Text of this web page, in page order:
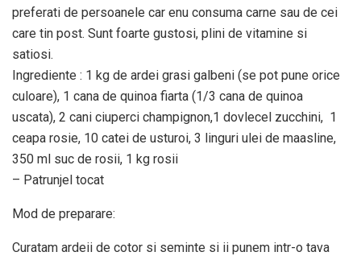
preferati de persoanele car enu consuma carne sau de cei
care tin post. Sunt foarte gustosi, plini de vitamine si
satiosi.
Ingrediente : 1 kg de ardei grasi galbeni (se pot pune orice
culoare), 1 cana de quinoa fiarta (1/3 cana de quinoa
uscata), 2 cani ciuperci champignon,1 dovlecel zucchini, 1
ceapa rosie, 10 catei de usturoi, 3 linguri ulei de maasline,
350 ml suc de rosii, 1 kg rosii
– Patrunjel tocat
Mod de preparare:
Curatam ardeii de cotor si seminte si ii punem intr-o tava